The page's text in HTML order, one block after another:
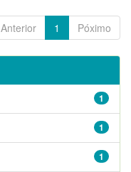
Anterior 1 Póximo
1
1
1